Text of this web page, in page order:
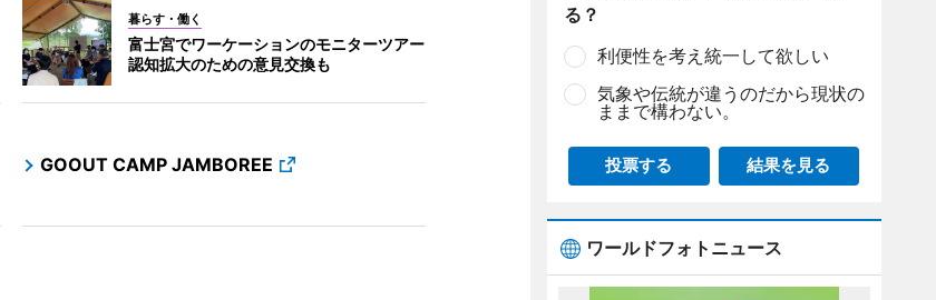
暮らす・働く
富士宮でワーケーションのモニターツアー
認知拡大のための意見交換も
GOOUT CAMP JAMBOREE
る？
利便性を考え統一して欲しい
気象や伝統が違うのだから現状の
ままで構わない。
投票する 結果を見る
ワールドフォトニュース